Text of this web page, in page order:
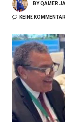
BYQAMER
KEINE